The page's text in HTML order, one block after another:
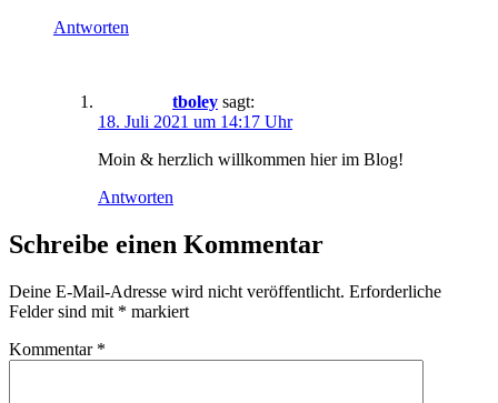
Antworten
tboley sagt:
18. Juli 2021 um 14:17 Uhr
Moin & herzlich willkommen hier im Blog!
Antworten
Schreibe einen Kommentar
Deine E-Mail-Adresse wird nicht veröffentlicht. Erforderliche
Felder sind mit * markiert
Kommentar *